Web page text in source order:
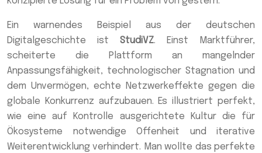
Ein warnendes Beispiel aus der deutschen
Digitalgeschichte ist StudiVZ. Einst Marktführer,
scheiterte die Plattform an mangelnder
Anpassungsfähigkeit, technologischer Stagnation und
dem Unvermögen, echte Netzwerkeffekte gegen die
globale Konkurrenz aufzubauen. Es illustriert perfekt,
wie eine auf Kontrolle ausgerichtete Kultur die für
Ökosysteme notwendige Offenheit und iterative
Weiterentwicklung verhindert. Man wollte das perfekte